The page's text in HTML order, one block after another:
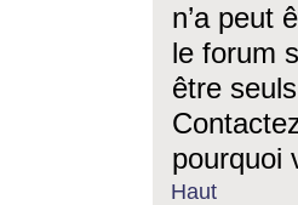
n’a peut
le forum
être
pourquoi
Haut